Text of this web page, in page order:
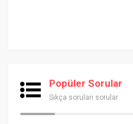
Popüler Sorular
Sıkça sorulan sorular